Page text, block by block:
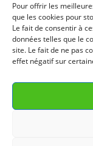
Pour offrir les
que les cookies pour
Le fait de consentir à
données telles que le
site. Le fait de ne pas
effet négatif sur